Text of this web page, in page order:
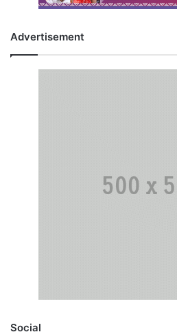
Advertisement
Social